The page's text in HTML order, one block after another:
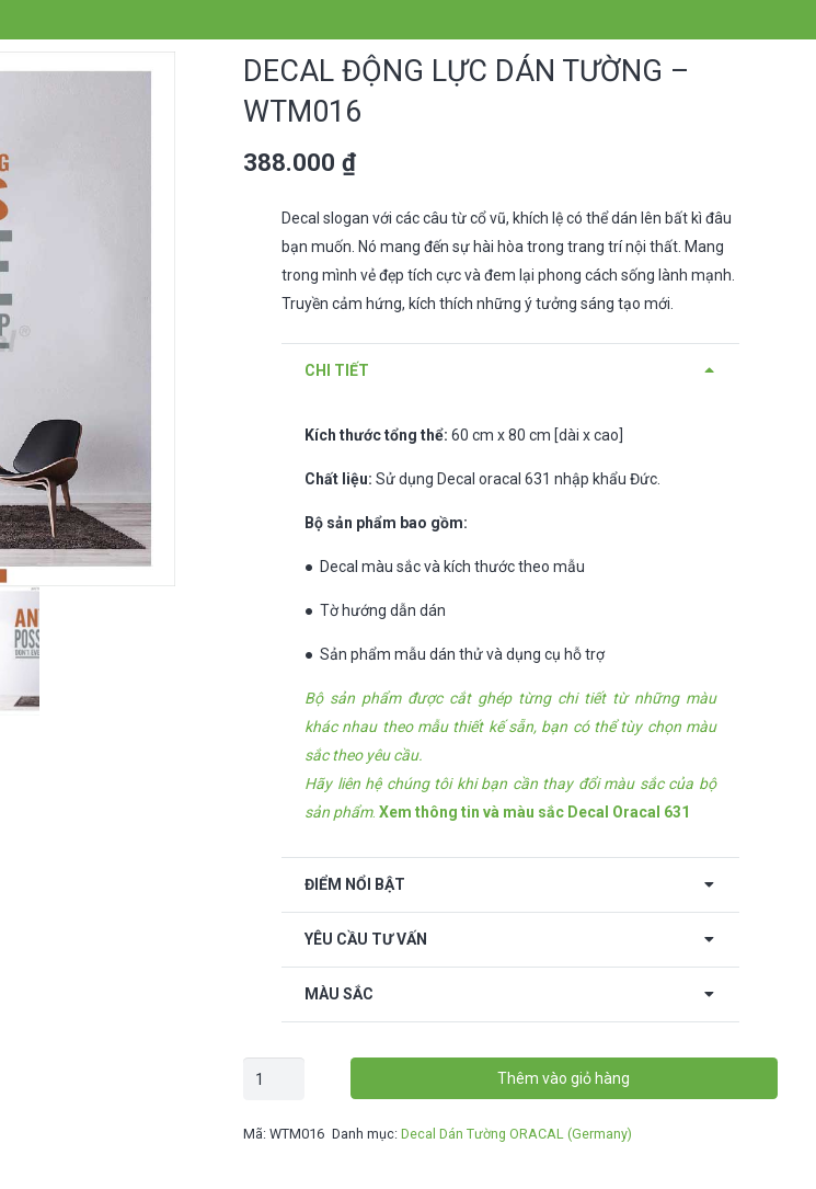
DECAL ĐỘNG LỰC DÁN TƯỜNG –
WTM016
388.000₫
Decal slogan với các câu từ cổ vũ, khích lệ có thể dán lên bất kì đâu
bạn muốn. Nó mang đến sự hài hòa trong trang trí nội thất. Mang
trong mình vẻ đẹp tích cực và đem lại phong cách sống lành mạnh.
Truyền cảm hứng, kích thích những ý tưởng sáng tạo mới.
CHI TIẾT
Kích thước tổng thể: 60 cm x 80 cm [dài x cao]
Chất liệu:Sử dụng Decal oracal 631 nhập khẩu Đức.
Bộ sản phẩm bao gồm:
● Decal màu sắc và kích thước theo mẫu
● Tờ hướng dẫn dán
● Sản phẩm mẫu dán thử và dụng cụ hỗ trợ
Bộ sản phẩm được cắt ghép từng chi tiết từ những màu
khác nhau theo mẫu thiết kế sẵn, bạn có thể tùy chọn màu
sắc theo yêu cầu.
Hãy liên hệ chúng tôi khi bạn cần thay đổi màu sắc của bộ
sản phẩm. Xem thông tin và màu sắc Decal Oracal 631
ĐIỂM NỔI BẬT
YÊU CẦU TƯ VẤN
MÀU SẮC
Decal
lực
Thêm vào giỏ hàng
Mã:WTM016 Danh mục:Decal Dán Tường ORACAL (Germany)